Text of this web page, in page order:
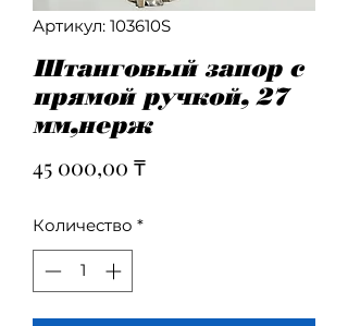
Артикул: 103610S
Штанговый запор с
прямой ручкой, 27
мм,нерж
45 000,00 ₸Цена
Количество *